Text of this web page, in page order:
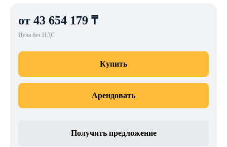
от 43 654 179 ₸
Цена без НДС
Купить
Арендовать
Получить предложение